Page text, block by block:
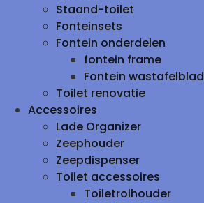
Staand-toilet
Fonteinsets
Fontein onderdelen
fontein frame
Fontein wastafelblad
Toilet renovatie
Accessoires
Lade Organizer
Zeephouder
Zeepdispenser
Toilet accessoires
Toiletrolhouder